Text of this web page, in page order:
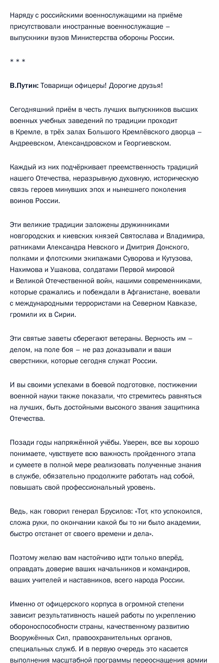
Наряду с российскими военнослужащими на приёме
присутствовали иностранные военнослужащие –
выпускники вузов Министерства обороны России.
* * *
В.Путин: Товарищи офицеры! Дорогие друзья!
Сегодняшний приём в честь лучших выпускников высших
военных учебных заведений по традиции проходит
в Кремле, в трёх залах Большого Кремлёвского дворца –
Андреевском, Александровском и Георгиевском.
Каждый из них подчёркивает преемственность традиций
нашего Отечества, неразрывную духовную, историческую
связь героев минувших эпох и нынешнего поколения
воинов России.
Эти великие традиции заложены дружинниками
новгородских и киевских князей Святослава и Владимира,
ратниками Александра Невского и Дмитрия Донского,
полками и флотскими экипажами Суворова и Кутузова,
Нахимова и Ушакова, солдатами Первой мировой
и Великой Отечественной войн, нашими современниками,
которые сражались и побеждали в Афганистане, воевали
с международными террористами на Северном Кавказе,
громили их в Сирии.
Эти святые заветы сберегают ветераны. Верность им –
делом, на поле боя – не раз доказывали и ваши
сверстники, которые сегодня служат России.
И вы своими успехами в боевой подготовке, постижении
военной науки также показали, что стремитесь равняться
на лучших, быть достойными высокого звания защитника
Отечества.
Позади годы напряжённой учёбы. Уверен, все вы хорошо
понимаете, чувствуете всю важность пройденного этапа
и сумеете в полной мере реализовать полученные знания
в службе, обязательно продолжите работать над собой,
повышать свой профессиональный уровень.
Ведь, как говорил генерал Брусилов: «Тот, кто успокоился,
сложа руки, по окончании какой бы то ни было академии,
быстро отстанет от своего времени и дела».
Поэтому желаю вам настойчиво идти только вперёд,
оправдать доверие ваших начальников и командиров,
ваших учителей и наставников, всего народа России.
Именно от офицерского корпуса в огромной степени
зависит результативность нашей работы по укреплению
обороноспособности страны, качественному развитию
Вооружённых Сил, правоохранительных органов,
специальных служб. И в первую очередь это касается
выполнения масштабной программы переоснащения армии